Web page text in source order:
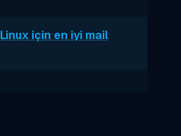
Linux için en iyi mail